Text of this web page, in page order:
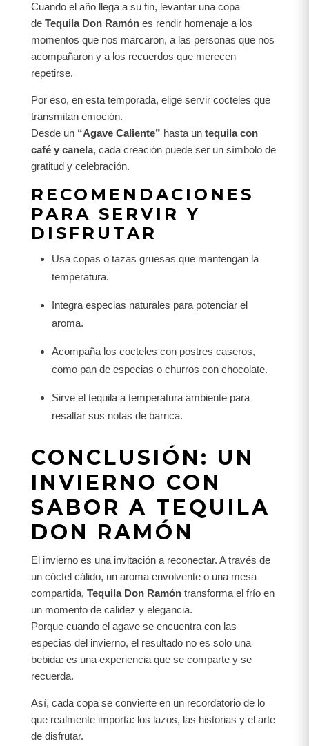
Cuando el año llega a su fin, levantar una copa
de Tequila Don Ramón es rendir homenaje a los
momentos que nos marcaron, a las personas que nos
acompañaron y a los recuerdos que merecen
repetirse.
Por eso, en esta temporada, elige servir cocteles que
transmitan emoción.
Desde un “Agave Caliente” hasta un tequila con
café y canela, cada creación puede ser un símbolo de
gratitud y celebración.
RECOMENDACIONES
PARA SERVIR Y
DISFRUTAR
Usa copas o tazas gruesas que mantengan la
temperatura.
Integra especias naturales para potenciar el
aroma.
Acompaña los cocteles con postres caseros,
como pan de especias o churros con chocolate.
Sirve el tequila a temperatura ambiente para
resaltar sus notas de barrica.
CONCLUSIÓN: UN
INVIERNO CON
SABOR A TEQUILA
DON RAMÓN
El invierno es una invitación a reconectar. A través de
un cóctel cálido, un aroma envolvente o una mesa
compartida, Tequila Don Ramón transforma el frío en
un momento de calidez y elegancia.
Porque cuando el agave se encuentra con las
especias del invierno, el resultado no es solo una
bebida: es una experiencia que se comparte y se
recuerda.
Así, cada copa se convierte en un recordatorio de lo
que realmente importa: los lazos, las historias y el arte
de disfrutar.